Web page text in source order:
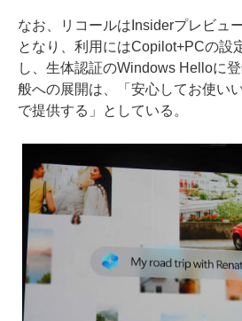
なお、リコールはInsiderプレビュ
となり、利用にはCopilot+PCの設
し、生体認証のWindows Helloに
般への展開は、「安心してお使い
で提供する」としている。